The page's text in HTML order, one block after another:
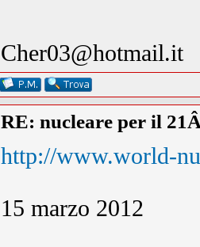
Cher03@hotmail.it
RE: nucleare per il
http://www.world-
15 marzo 2012